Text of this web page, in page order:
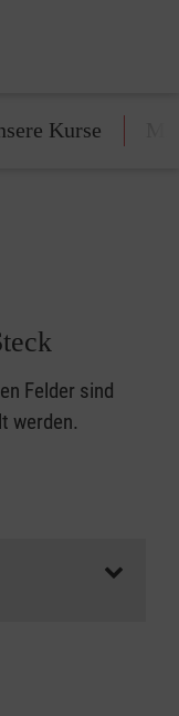
Kurse
Felder sind
werden.